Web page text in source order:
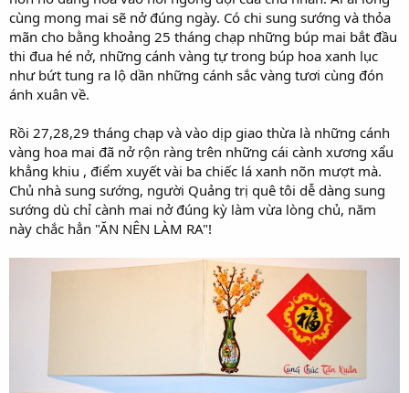
cùng mong mai sẽ nở đúng ngày. Có chi sung sướng và thỏa
mãn cho bằng khoảng 25 tháng chạp những búp mai bắt đầu
thi đua hé nở, những cánh vàng tự trong búp hoa xanh lục
như bứt tung ra lộ dần những cánh sắc vàng tươi cùng đón
ánh xuân về.
Rồi 27,28,29 tháng chạp và vào dịp giao thừa là những cánh
vàng hoa mai đã nở rộn ràng trên những cái cành xương xẩu
khẳng khiu , điểm xuyết vài ba chiếc lá xanh nõn mượt mà.
Chủ nhà sung sướng, người Quảng trị quê tôi dễ dàng sung
sướng dù chỉ cành mai nở đúng kỳ làm vừa lòng chủ, năm
này chắc hẳn "ĂN NÊN LÀM RA"!